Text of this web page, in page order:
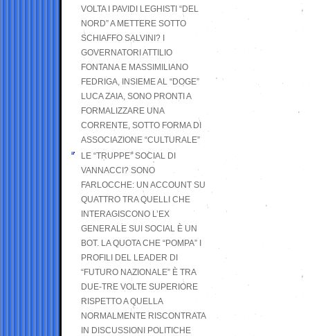
VOLTA I PAVIDI LEGHISTI “DEL
NORD” A METTERE SOTTO
SCHIAFFO SALVINI? I
GOVERNATORI ATTILIO
FONTANA E MASSIMILIANO
FEDRIGA, INSIEME AL “DOGE”
LUCA ZAIA, SONO PRONTI A
FORMALIZZARE UNA
CORRENTE, SOTTO FORMA DI
ASSOCIAZIONE “CULTURALE”
LE “TRUPPE” SOCIAL DI
VANNACCI? SONO
FARLOCCHE: UN ACCOUNT SU
QUATTRO TRA QUELLI CHE
INTERAGISCONO L’EX
GENERALE SUI SOCIAL È UN
BOT. LA QUOTA CHE “POMPA” I
PROFILI DEL LEADER DI
“FUTURO NAZIONALE” È TRA
DUE-TRE VOLTE SUPERIORE
RISPETTO A QUELLA
NORMALMENTE RISCONTRATA
IN DISCUSSIONI POLITICHE